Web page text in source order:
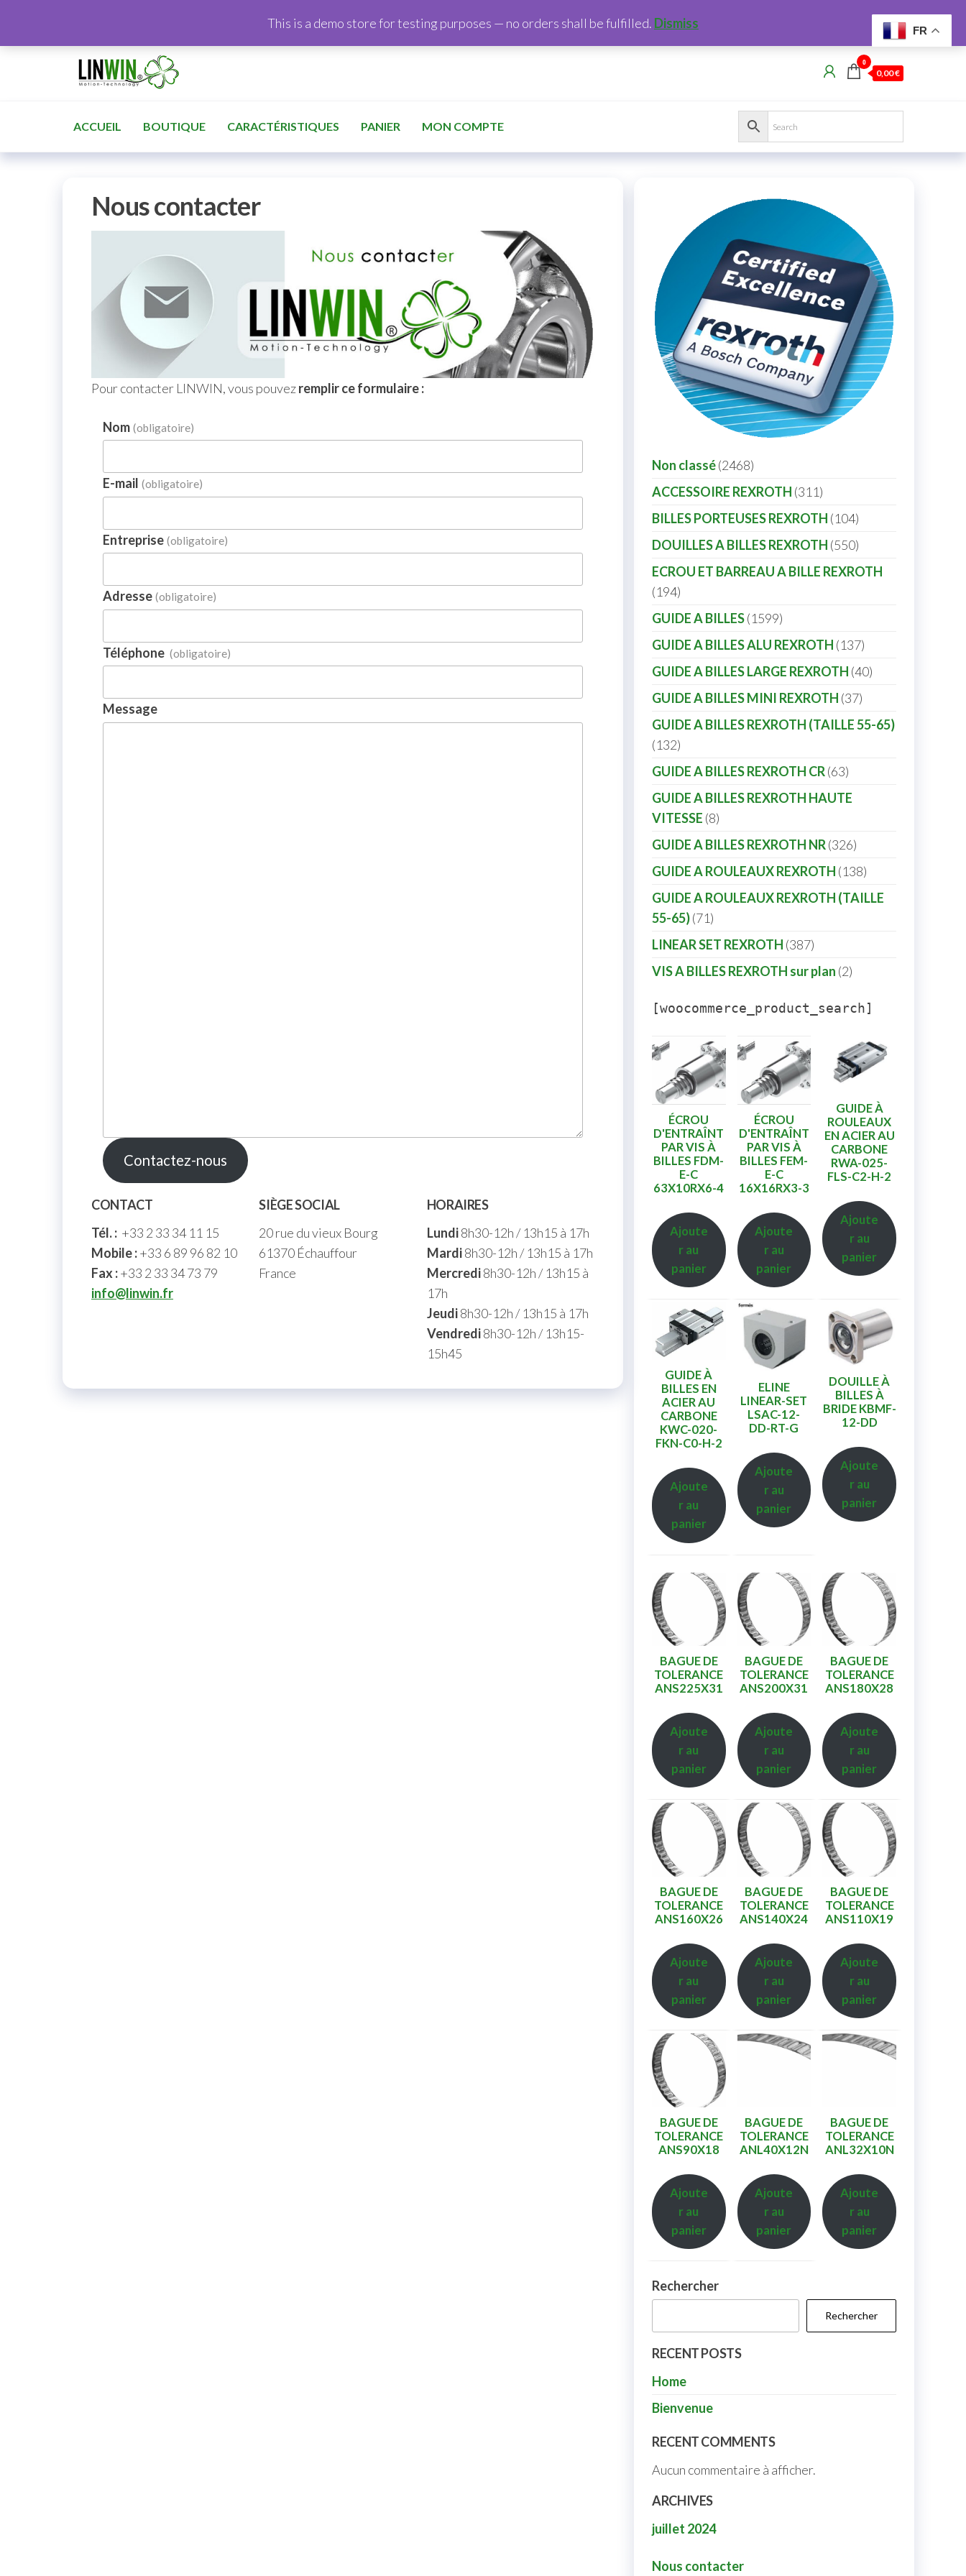
0
0,00 €
ACCUEIL BOUTIQUE CARACTÉRISTIQUES PANIER MON COMPTE
Nous contacter
Pour contacter LINWIN, vous pouvezremplir ce formulaire :
Nom (obligatoire)
E-mail (obligatoire)
Entreprise (obligatoire)
Adresse (obligatoire)
Téléphone (obligatoire)
Message
Contactez-nous
CONTACT
Tél. : +33 2 33 34 11 15
Mobile :+33 6 89 96 82 10
Fax :+33 2 33 34 73 79
info@linwin.fr
SIÈGE SOCIAL
20 rue du vieux Bourg
61370 Échauffour
France
HORAIRES
Lundi8h30-12h / 13h15 à 17h
Mardi8h30-12h / 13h15 à 17h
Mercredi8h30-12h / 13h15 à
17h
Jeudi8h30-12h / 13h15 à 17h
Vendredi8h30-12h / 13h15-
15h45
Non classé 2468
ACCESSOIRE REXROTH 311
BILLES PORTEUSES REXROTH 104
DOUILLES A BILLES REXROTH 550
ECROU ET BARREAU A BILLE REXROTH
194
GUIDE A BILLES 1599
GUIDE A BILLES ALU REXROTH 137
GUIDE A BILLES LARGE REXROTH 40
GUIDE A BILLES MINI REXROTH 37
GUIDE A BILLES REXROTH (TAILLE 55-65)
132
GUIDE A BILLES REXROTH CR 63
GUIDE A BILLES REXROTH HAUTE
VITESSE 8
GUIDE A BILLES REXROTH NR 326
GUIDE A ROULEAUX REXROTH 138
GUIDE A ROULEAUX REXROTH (TAILLE
55-65) 71
LINEAR SET REXROTH 387
VIS A BILLES REXROTH sur plan 2
[woocommerce_product_search]
ÉCROU
D'ENTRAÎNT
PAR VIS À
BILLES FDM-
E-C
63X10RX6-4
Ajoute
r au
panier
ÉCROU
D'ENTRAÎNT
PAR VIS À
BILLES FEM-
E-C
16X16RX3-3
Ajoute
r au
panier
GUIDE À
ROULEAUX
EN ACIER AU
CARBONE
RWA-025-
FLS-C2-H-2
Ajoute
r au
panier
GUIDE À
BILLES EN
ACIER AU
CARBONE
KWC-020-
FKN-C0-H-2
Ajoute
r au
panier
ELINE
LINEAR-SET
LSAC-12-
DD-RT-G
Ajoute
r au
panier
DOUILLE À
BILLES À
BRIDE KBMF-
12-DD
Ajoute
r au
panier
BAGUE DE
TOLERANCE
ANS225X31
Ajoute
r au
panier
BAGUE DE
TOLERANCE
ANS200X31
Ajoute
r au
panier
BAGUE DE
TOLERANCE
ANS180X28
Ajoute
r au
panier
BAGUE DE
TOLERANCE
ANS160X26
Ajoute
r au
panier
BAGUE DE
TOLERANCE
ANS140X24
Ajoute
r au
panier
BAGUE DE
TOLERANCE
ANS110X19
Ajoute
r au
panier
BAGUE DE
TOLERANCE
ANS90X18
Ajoute
r au
panier
BAGUE DE
TOLERANCE
ANL40X12N
Ajoute
r au
panier
BAGUE DE
TOLERANCE
ANL32X10N
Ajoute
r au
panier
Rechercher
Rechercher
RECENT POSTS
Home
Bienvenue
RECENT COMMENTS
Aucun commentaire à afficher.
ARCHIVES
juillet 2024
Nous contacter
FR
This is a demo store for testing purposes — no orders shall be fulfilled. Dismiss